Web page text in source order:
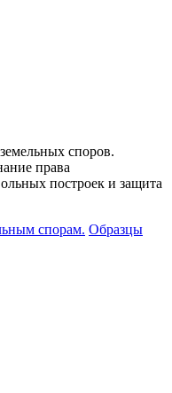
споров.
права
построек и защита
спорам. Образцы